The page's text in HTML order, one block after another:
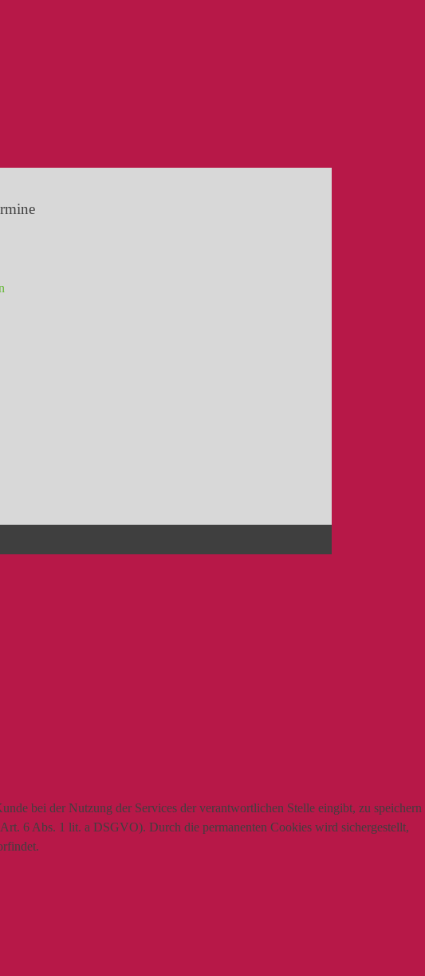
bei der Nutzung der Services der verantwortlichen Stelle eingibt, zu speichern
6 Abs. 1 lit. a DSGVO). Durch die permanenten Cookies wird sichergestellt,